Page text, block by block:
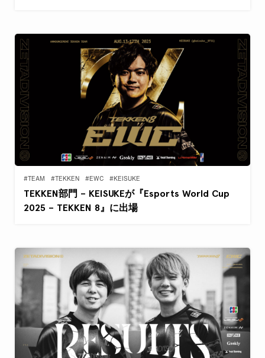
#TEAM #TEKKEN #EWC #KEISUKE
TEKKEN部門 – KEISUKEが『Esports World Cup
2025 – TEKKEN 8』に出場